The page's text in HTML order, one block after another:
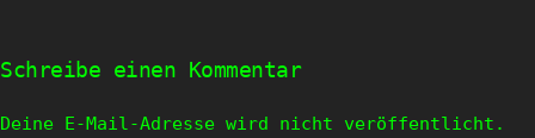
(Wird
in
geöffnet)
(Wird
in
geöffnet)
Schreibe einen Kommentar
Deine E-Mail-Adresse wird nicht veröffentlicht.